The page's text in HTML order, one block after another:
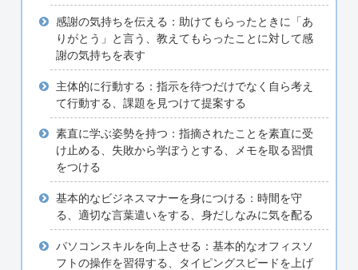
感謝の気持ちを伝える：助けてもらったときに「あ
りがとう」と言う、教えてもらったことに対して感
謝の気持ちを表す
主体的に行動する：指示を待つだけでなく自ら考え
て行動する、課題を見つけて提案する
素直に学ぶ姿勢を持つ：指摘されたことを素直に受
け止める、失敗から学ぼうとする、メモを取る習慣
をつける
基本的なビジネスマナーを身につける：時間を守
る、適切な言葉遣いをする、身だしなみに気を配る
パソコンスキルを向上させる：基本的なオフィスソ
フトの操作を習得する、タイピングスピードを上げ